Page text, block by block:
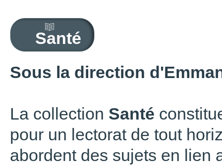
Santé
Sous la direction
La collection Santé
pour un lectorat de tout
abordent des sujets en lien